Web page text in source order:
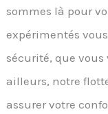
sommes là pour
expérimentés
sécurité, que vous
ailleurs, notre
assurer votre